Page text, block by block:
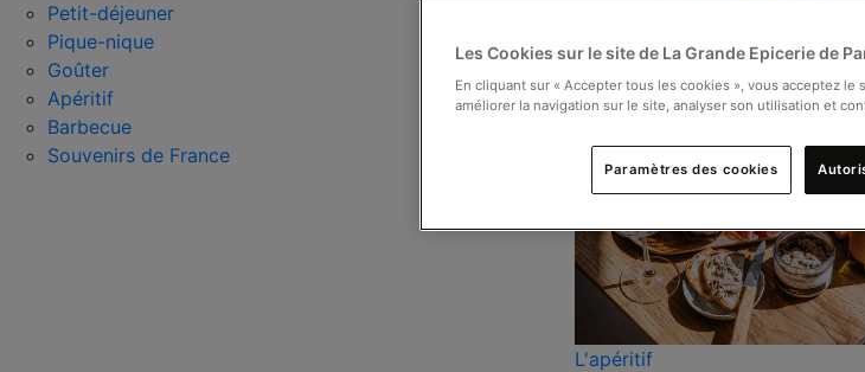
Petit-déjeuner
Pique-nique
Goûter
Apéritif
Barbecue
Souvenirs de France
L'apéritif
Les Cookies sur le site de La Grande Epicerie de
En cliquant sur « Accepter tous les cookies », vous acceptez
améliorer la navigation sur le site, analyser son utilisation et
Paramètres des cookies